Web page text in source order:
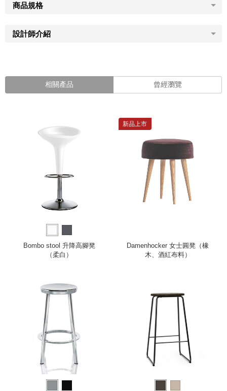
商品規格
設計師介紹
相關產品 曾經瀏覽
Bombo stool 升降高腳凳
（柔白）
新品上市
Damenhocker 女士圓凳（橡
木、酒紅布料）